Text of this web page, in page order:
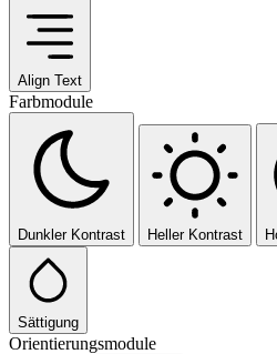
Align Text
Farbmodule
Dunkler Kontrast Heller Kontrast
Sättigung
Orientierungsmodule